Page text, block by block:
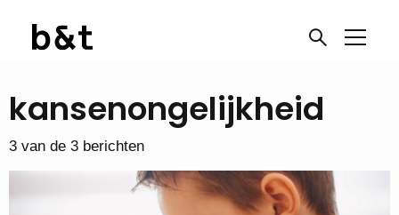
kansenongelijkheid
3 van de 3 berichten